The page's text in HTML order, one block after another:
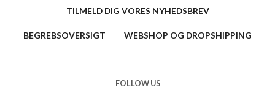
TILMELD DIG VORES NYHEDSBREV
BEGREBSOVERSIGT WEBSHOP OG DROPSHIPPING
FOLLOW US